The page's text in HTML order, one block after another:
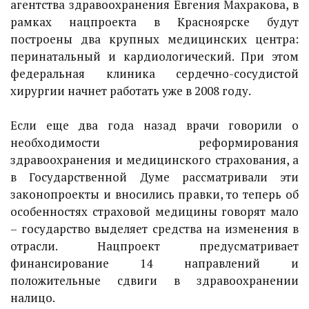
агентства здравоохранения Евгения Махракова, в
рамках нацпроекта в Красноярске будут
построены два крупных медицинских центра:
перинатальный и кардиологический. При этом
федеральная клиника сердечно-сосудистой
хирургии начнет работать уже в 2008 году.
Если еще два года назад врачи говорили о
необходимости реформирования
здравоохранения и медицинского страхования, а
в Государственной Думе рассматривали эти
законопроекты и вносились правки, то теперь об
особенностях страховой медицины говорят мало
– государство выделяет средства на изменения в
отрасли. Нацпроект предусматривает
финансирование 14 направлений и
положительные сдвиги в здравоохранении
налицо.